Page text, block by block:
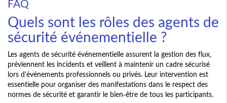
FAQ
Quels sont les rôles des agents de
sécurité événementielle ?
Les agents de sécurité événementielle assurent la gestion des flux,
préviennent les incidents et veillent à maintenir un cadre sécurisé
lors d'événements professionnels ou privés. Leur intervention est
essentielle pour organiser des manifestations dans le respect des
normes de sécurité et garantir le bien-être de tous les participants.